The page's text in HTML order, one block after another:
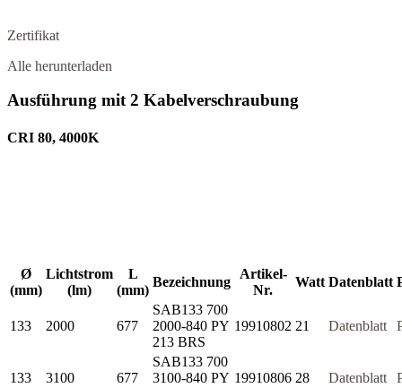
Zertifikat
Alle herunterladen
Ausführung mit 2 Kabelverschraubung
CRI 80, 4000K
Ø
(mm)
Lichtstrom
(lm)
L
(mm)
Bezeichnung
Artikel-
Nr.
Watt Datenblatt
133 2000 677
SAB133 700
2000-840 PY
213 BRS
19910802 21 Datenblatt
133 3100 677
SAB133 700
3100-840 PY 19910806 28 Datenblatt